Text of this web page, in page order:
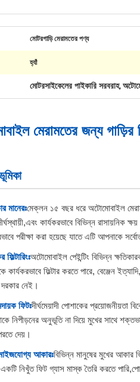
মোটরগাড়ি মেরামতের পণ্য
হ্যাঁ
মোটরসাইকেলের পাইকারি সরবরাহ,
মেরামতের জন্য গাড়ির
মানেরঃমেক্লন ১৫ বছর ধরে অটোমোবাইল
কার্যকরভাবে বিভিন্ন রাসায়নিক
পরীক্ষা করা হয়েছে যাতে এটি আপনাকে
ফিল্টারিংঃঅটোমোবাইল পেইন্টিং বিভিন্ন
কার্যকরভাবে ফিল্টার করতে পারে, বেঞ্জেন
নেই।
ফিটঃদীর্ঘমেয়াদী পোশাকের
নিপীড়নের অনুভূতি না দিয়ে মুখের সাথে
দেয়।
আকারঃবিভিন্ন মানুষের মুখের
নিখুঁত ফিট গ্যাস মাস্ক তৈরি করতে